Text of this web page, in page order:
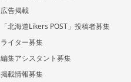
広告掲載
「北海道Likers POST」投稿者募集
ライター募集
編集アシスタント募集
掲載情報募集